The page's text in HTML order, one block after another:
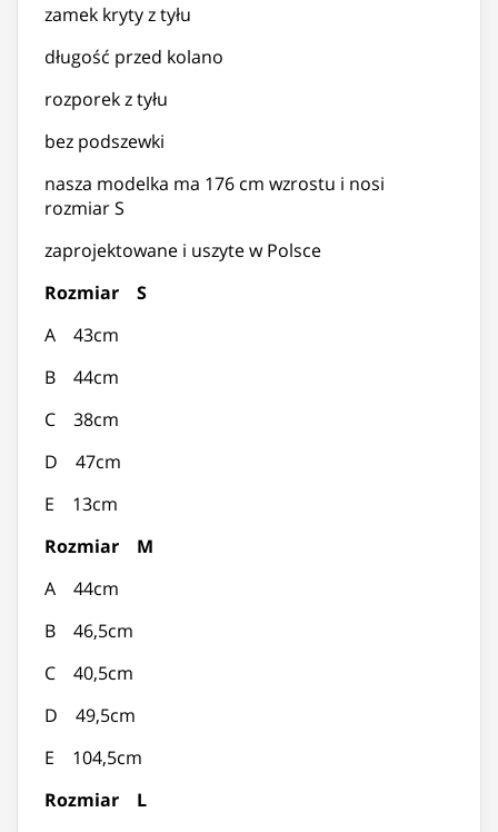
zamek kryty z tyłu
długość przed kolano
rozporek z tyłu
bez podszewki
nasza modelka ma 176 cm wzrostu i nosi
rozmiar S
zaprojektowane i uszyte w Polsce
Rozmiar S
A 43cm
B 44cm
C 38cm
D 47cm
E 13cm
Rozmiar M
A 44cm
B 46,5cm
C 40,5cm
D 49,5cm
E 104,5cm
Rozmiar L